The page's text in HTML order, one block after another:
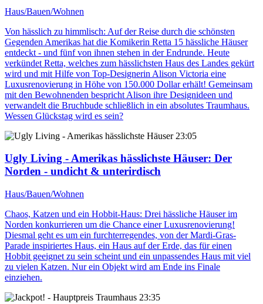
Haus/Bauen/Wohnen
Von hässlich zu himmlisch: Auf der Reise durch die schönsten
Gegenden Amerikas hat die Komikerin Retta 15 hässliche Häuser
entdeckt - und fünf von ihnen stehen in der Endrunde. Heute
verkündet Retta, welches zum hässlichsten Haus des Landes gekürt
wird und mit Hilfe von Top-Designerin Alison Victoria eine
Luxusrenovierung in Höhe von 150.000 Dollar erhält! Gemeinsam
mit den Bewohnenden bespricht Alison ihre Designideen und
verwandelt die Bruchbude schließlich in ein absolutes Traumhaus.
Wessen Glückstag wird es sein?
23:05
Ugly Living - Amerikas hässlichste Häuser: Der
Norden - undicht & unterirdisch
Haus/Bauen/Wohnen
Chaos, Katzen und ein Hobbit-Haus: Drei hässliche Häuser im
Norden konkurrieren um die Chance einer Luxusrenovierung!
Diesmal geht es um ein furchterregendes, von der Mardi-Gras-
Parade inspiriertes Haus, ein Haus auf der Erde, das für einen
Hobbit geeignet zu sein scheint und ein unpassendes Haus mit viel
zu vielen Katzen. Nur ein Objekt wird am Ende ins Finale
einziehen.
23:35